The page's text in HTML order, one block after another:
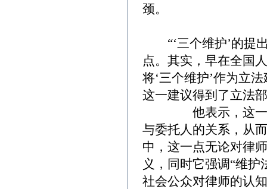
颈。
“‘三个维护’的提出
点。其实，早在全国
将‘三个维护’作为立
这一建议得到了立法
他表示，这一条文
与委托人的关系，从
中，这一点无论对律
义，同时它强调“维
社会公众对律师的认